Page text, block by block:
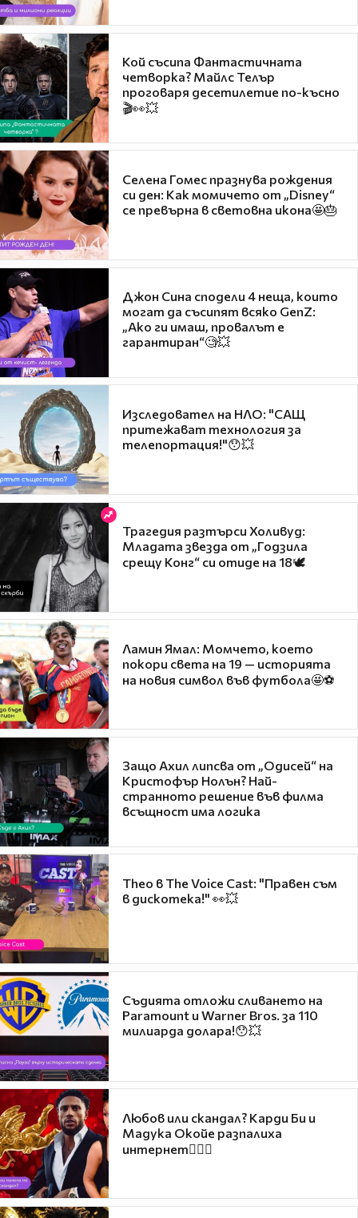
Кой съсипа Фантастичната
четворка? Майлс Телър
проговаря десетилетие по-късно
🎬👀💥
Селена Гомес празнува рождения
си ден: Как момичето от „Disney“
се превърна в световна икона🤩🎂
Джон Сина сподели 4 неща, които
могат да съсипят всяко GenZ:
„Ако ги имаш, провалът е
гарантиран“🧐💥
Изследовател на НЛО: "САЩ
притежават технология за
телепортация!"😯💥
Трагедия разтърси Холивуд:
Младата звезда от „Годзила
срещу Конг“ си отиде на 18🕊️
Ламин Ямал: Момчето, което
покори света на 19 — историята
на новия символ във футбола🤩⚽
Защо Ахил липсва от „Одисей“ на
Кристофър Нолън? Най-
странното решение във филма
всъщност има логика
Theo в The Voice Cast: "Правен съм
в дискотека!" 👀💥
Съдията отложи сливането на
Paramount и Warner Bros. за 110
милиарда долара!😯💥
Любов или скандал? Карди Би и
Мадука Окойе разпалиха
интернет❤️‍🔥🔥